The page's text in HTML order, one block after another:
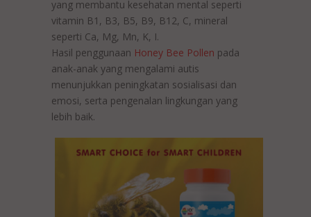
yang membantu kesehatan mental seperti
vitamin B1, B3, B5, B9, B12, C, mineral
seperti Ca, Mg, Mn, K, I.
Hasil penggunaan Honey Bee Pollen pada
anak-anak yang mengalami autis
menunjukkan peningkatan sosialisasi dan
emosi, serta pengenalan lingkungan yang
lebih baik.